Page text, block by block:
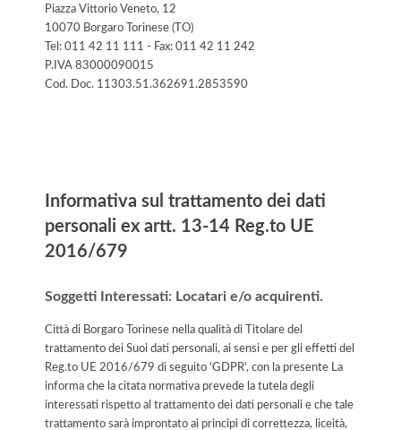
Piazza Vittorio Veneto, 12
10070 Borgaro Torinese (TO)
Tel: 011 42 11 111 - Fax: 011 42 11 242
P.IVA 83000090015
Cod. Doc. 11303.51.362691.2853590
Informativa sul trattamento dei dati
personali ex artt. 13-14 Reg.to UE
2016/679
Soggetti Interessati: Locatari e/o acquirenti.
Città di Borgaro Torinese nella qualità di Titolare del
trattamento dei Suoi dati personali, ai sensi e per gli effetti del
Reg.to UE 2016/679 di seguito 'GDPR', con la presente La
informa che la citata normativa prevede la tutela degli
interessati rispetto al trattamento dei dati personali e che tale
trattamento sarà improntato ai principi di correttezza, liceità,